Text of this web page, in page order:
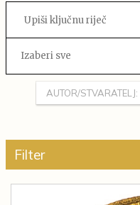
Izaberi sve
AUTOR/STVARATELJ:
Filter